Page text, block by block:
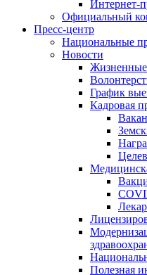
Интернет-
Официальный
Пресс-центр
Национальные
Новости
Жизненные
График
Кадровая
Полезная